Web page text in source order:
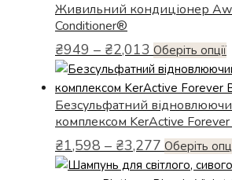
Живильний кондиціонер
Conditioner®
₴949 – ₴2,013 Діапазон
цін:
від
₴949
до
₴2,013
Оберіть опції
Безсульфатний
комплексом KerActive
₴1,598 – ₴3,277 Діапазон
цін:
Оберіть